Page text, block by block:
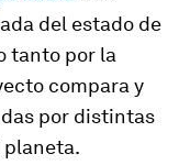
del estado de
tanto por la
compara y
por distintas
planeta.